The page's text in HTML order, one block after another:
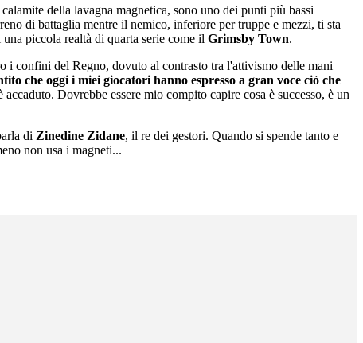
della lavagna magnetica, sono uno dei punti più bassi
di battaglia mentre il nemico, inferiore per truppe e mezzi, ti sta
piccola realtà di quarta serie come il Grimsby Town.
i confini del Regno, dovuto al contrasto tra l'attivismo delle mani
che oggi i miei giocatori hanno espresso a gran voce ciò che
Dovrebbe essere mio compito capire cosa è successo, è un
di Zinedine Zidane, il re dei gestori. Quando si spende tanto e
non usa i magneti...